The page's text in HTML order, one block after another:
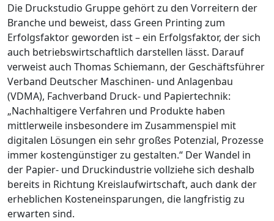
Die Druckstudio Gruppe gehört zu den Vorreitern der
Branche und beweist, dass Green Printing zum
Erfolgsfaktor geworden ist – ein Erfolgsfaktor, der sich
auch betriebs­wirt­schaft­lich darstellen lässt. Darauf
verweist auch Thomas Schiemann, der Geschäftsführer
Verband Deutscher Maschinen- und Anlagenbau
(VDMA), Fachverband Druck- und Papiertechnik:
„Nachhaltigere Verfahren und Produkte haben
mittlerweile insbesondere im Zusammenspiel mit
digitalen Lösungen ein sehr großes Potenzial, Prozesse
immer kostengünstiger zu gestalten.“ Der Wandel in
der Papier- und Druckindustrie vollziehe sich deshalb
bereits in Richtung Kreislaufwirtschaft, auch dank der
erheblichen Kosteneinsparungen, die langfristig zu
erwarten sind.